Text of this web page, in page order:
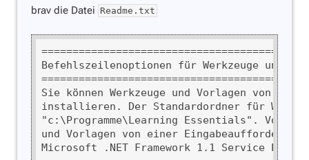
brav die Datei Readme.txt
Befehlszeilenoptionen für Werkzeuge und
Sie können Werkzeuge und Vorlagen von
installieren. Der Standardordner für
"c:\Programme\Learning Essentials". Vor
und Vorlagen von einer Eingabeaufforderung
Microsoft .NET Framework 1.1 Service